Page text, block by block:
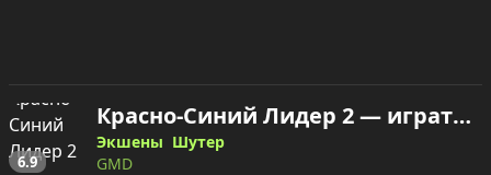
6.9
Красно-Синий Лидер 2 — играть онлайн
Экшены Шутер
GMD